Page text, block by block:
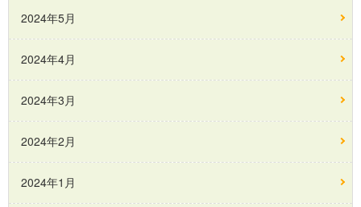
2024年5月
2024年4月
2024年3月
2024年2月
2024年1月